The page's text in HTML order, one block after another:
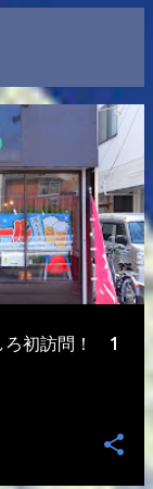
ろ初訪問！ 1